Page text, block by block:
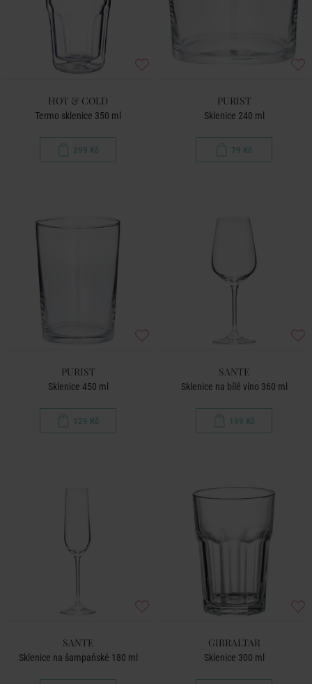
HOT & COLD
Termo sklenice 350 ml
299 Kč
PURIST
Sklenice 240 ml
79 Kč
PURIST
Sklenice 450 ml
129 Kč
SANTE
Sklenice na bílé víno 360 ml
199 Kč
SANTE
Sklenice na šampaňské 180 ml
GIBRALTAR
Sklenice 300 ml